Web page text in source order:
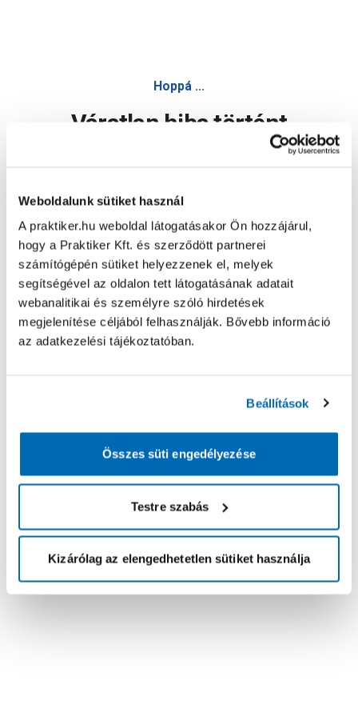
Weboldalunk sütiket használ
A praktiker.hu weboldal látogatásakor Ön hozzájárul,
hogy a Praktiker Kft. és szerződött partnerei
számítógépén sütiket helyezzenek el, melyek
segítségével az oldalon tett látogatásának adatait
webanalitikai és személyre szóló hirdetések
megjelenítése céljából felhasználják. Bővebb információ
az adatkezelési tájékoztatóban.
Beállítások
Összes süti engedélyezése
Testre szabás
Kizárólag az elengedhetetlen sütiket használja
Hoppá ...
Váratlan hiba történt
Oldal újratöltése